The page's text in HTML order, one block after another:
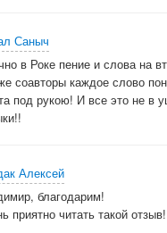
Саныч
в Роке пение и слова на
соавторы каждое слово
под рукою! И все это не в
Алексей
благодарим!
приятно читать такой отзыв!